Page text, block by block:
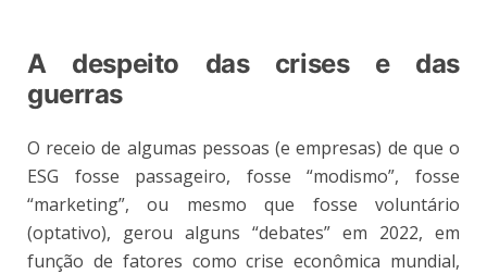
A despeito das crises e das
guerras
O receio de algumas pessoas (e empresas) de que o
ESG fosse passageiro, fosse “modismo”, fosse
“marketing”, ou mesmo que fosse voluntário
(optativo), gerou alguns “debates” em 2022, em
função de fatores como crise econômica mundial,